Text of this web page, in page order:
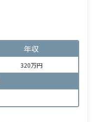
年収
320万円